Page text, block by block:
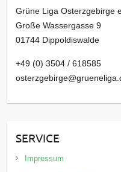
Grüne Liga Osterzgebirge
Große Wassergasse 9
01744 Dippoldiswalde
+49 (0) 3504 / 618585
SERVICE
Impressum